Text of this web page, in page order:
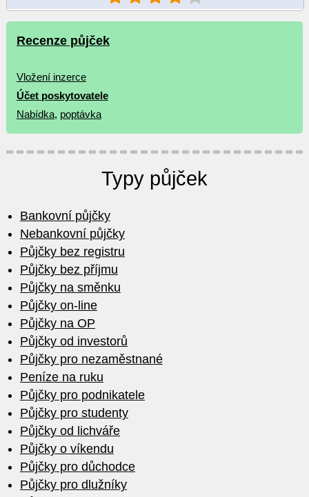
Recenze půjček
Vložení inzerce
Účet poskytovatele
Nabídka, poptávka
Typy půjček
Bankovní půjčky
Nebankovní půjčky
Půjčky bez registru
Půjčky bez příjmu
Půjčky na směnku
Půjčky on-line
Půjčky na OP
Půjčky od investorů
Půjčky pro nezaměstnané
Peníze na ruku
Půjčky pro podnikatele
Půjčky pro studenty
Půjčky od lichváře
Půjčky o víkendu
Půjčky pro důchodce
Půjčky pro dlužníky